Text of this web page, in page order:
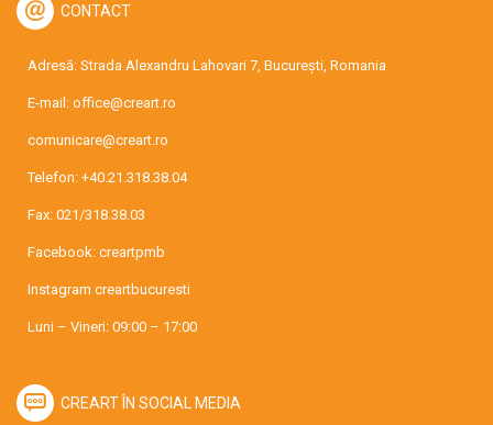
CONTACT
Adresă: Strada Alexandru Lahovari 7, București, Romania
E-mail: office@creart.ro
comunicare@creart.ro
Telefon: +40.21.318.38.04
Fax: 021/318.38.03
Facebook: creartpmb
Instagram creartbucuresti
Luni – Vineri: 09:00 – 17:00
CREART ÎN SOCIAL MEDIA